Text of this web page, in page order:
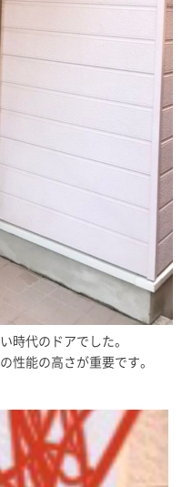
時代のドアでした。
性能の高さが重要です。